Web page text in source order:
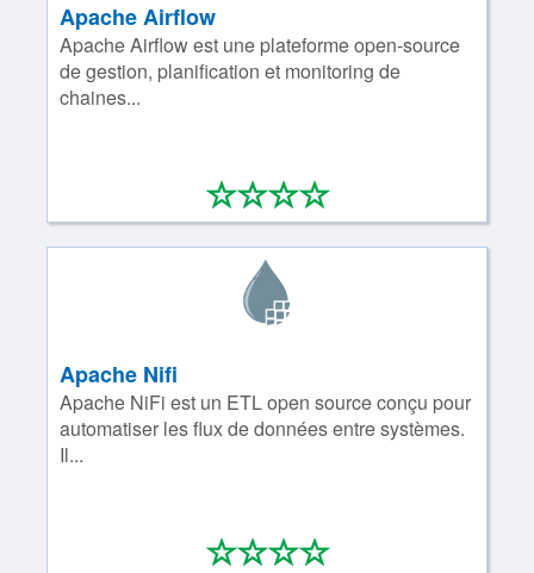
Apache Airflow
Apache Airflow est une plateforme open-source
de gestion, planification et monitoring de
chaines...
****
0/4
Apache Nifi
Apache NiFi est un ETL open source conçu pour
automatiser les flux de données entre systèmes.
Il...
****
0/4